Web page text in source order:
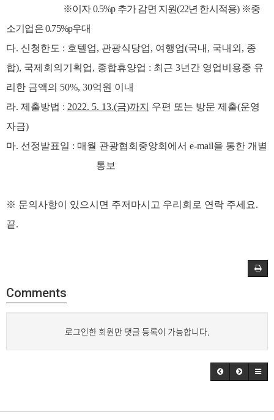
※이자0.5%p 추가 감면 지원(22년 한시적용) ※중
소기업은0.75%p우대
다. 신청한도 : 호텔업, 관광식당업, 여행업(국내 , 국내외 , 종
합), 국제회의기획업, 종합휴양업 : 최근 3년간 영업비용중 유
리한 금액의 50%, 30억원 이내
라. 제출방법 : 2022. 5. 13.(금)까지 우편 또는 방문 제출(운영
자금)
마. 선정발표일 : 매월 관광협회중앙회에서 e-mail을 통한 개별
통보
※ 문의사항이 있으시면 주저마시고 우리회로 연락 주세요.
끝.
Comments
로그인한 회원만 댓글 등록이 가능합니다.